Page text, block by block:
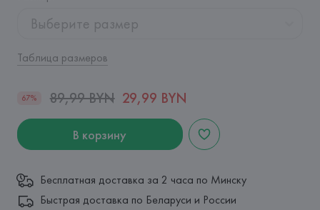
Выберите размер
Таблица размеров
67% 89,99 BYN 29,99 BYN
В корзину
Бесплатная доставка за 2 часа по Минску
Быстрая доставка по Беларуси и России